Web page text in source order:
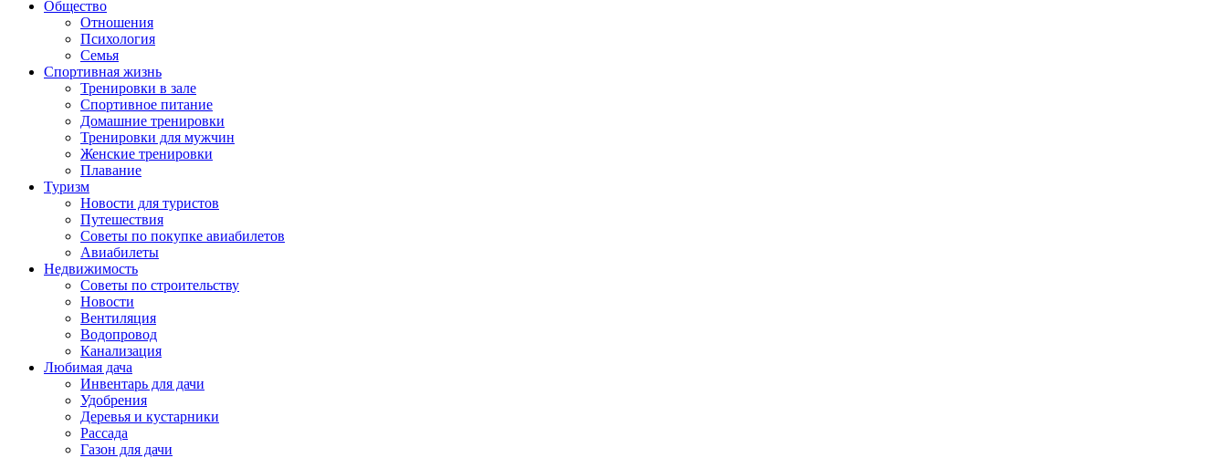
Общество
Отношения
Психология
Семья
Спортивная жизнь
Тренировки в зале
Спортивное питание
Домашние тренировки
Тренировки для мужчин
Женские тренировки
Плавание
Туризм
Новости для туристов
Путешествия
Советы по покупке авиабилетов
Авиабилеты
Недвижимость
Советы по строительству
Новости
Вентиляция
Водопровод
Канализация
Любимая дача
Инвентарь для дачи
Удобрения
Деревья и кустарники
Рассада
Газон для дачи